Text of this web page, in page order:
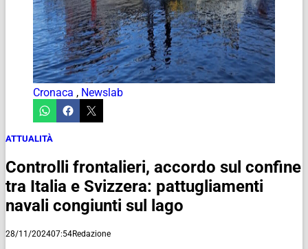
Cronaca , Newslab
ATTUALITÀ
Controlli frontalieri, accordo sul confine
tra Italia e Svizzera: pattugliamenti
navali congiunti sul lago
28/11/202407:54Redazione